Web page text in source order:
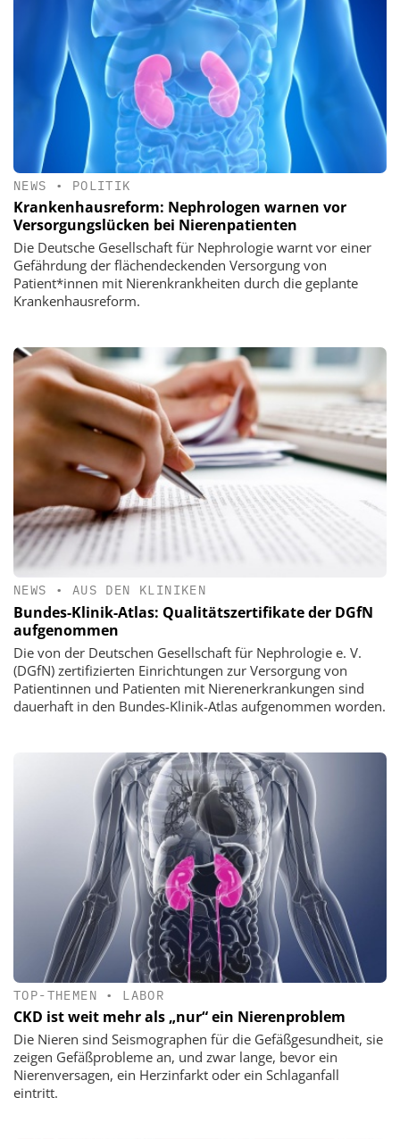
NEWS • POLITIK
Krankenhausreform: Nephrologen warnen vor
Versorgungslücken bei Nierenpatienten
Die Deutsche Gesellschaft für Nephrologie warnt vor einer
Gefährdung der flächendeckenden Versorgung von
Patient*innen mit Nierenkrankheiten durch die geplante
Krankenhausreform.
NEWS • AUS DEN KLINIKEN
Bundes-Klinik-Atlas: Qualitätszertifikate der DGfN
aufgenommen
Die von der Deutschen Gesellschaft für Nephrologie e. V.
(DGfN) zertifizierten Einrichtungen zur Versorgung von
Patientinnen und Patienten mit Nierenerkrankungen sind
dauerhaft in den Bundes-Klinik-Atlas aufgenommen worden.
TOP-THEMEN • LABOR
CKD ist weit mehr als „nur“ ein Nierenproblem
Die Nieren sind Seismographen für die Gefäßgesundheit, sie
zeigen Gefäßprobleme an, und zwar lange, bevor ein
Nierenversagen, ein Herzinfarkt oder ein Schlaganfall
eintritt.